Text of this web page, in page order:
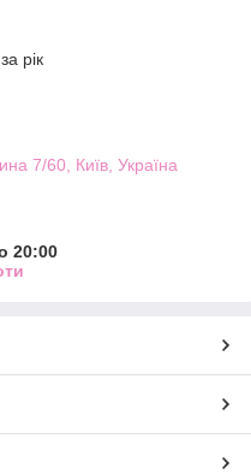
рік
7/60, Київ, Україна
20:00